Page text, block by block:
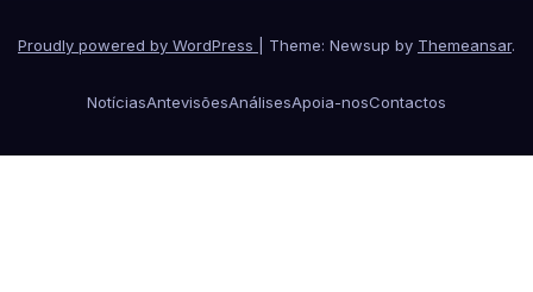
Proudly powered by WordPress Theme: Newsup by Themeansar.
NotíciasAntevisõesAnálisesApoia-nosContactos